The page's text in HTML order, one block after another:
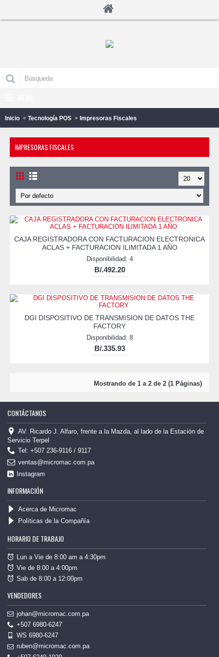
Inicio Tecnología POS Impresoras Fiscales
IMPRESORAS FISCALES
CAJA REGISTRADORA CON FACTURACION ELECTRONICA
ACLAS + FACTURACION ILIMITADA 1 AÑO
Disponibilidad: 4
B/.492.20
DGI DISPOSITIVO DE TRANSMISION DE DATOS THE
FACTORY
Disponibilidad: 8
B/.335.93
Mostrando de 1 a 2 de 2 (1 Páginas)
CONTÁCTANOS
AV. Ricardo J. Alfaro, frente a la Mazda, al lado de la Estación de
Servicio Terpel
Tel: +507 236-9116 / 9117
ventas@micromac.com.pa
Instagram
INFORMACIÓN
Acerca de Micromac
Políticas de la Compañía
HORARIO DE TRABAJO
Lun a Vie de 8:00 am a 4:30pm
Vie de 8:00 a 4:00pm
Sab de 8:00 a 12:00pm
VENDEDORES
johan@micromac.com.pa
+507 6980-6247
WS 6980-6247
ruben@micromac.com.pa